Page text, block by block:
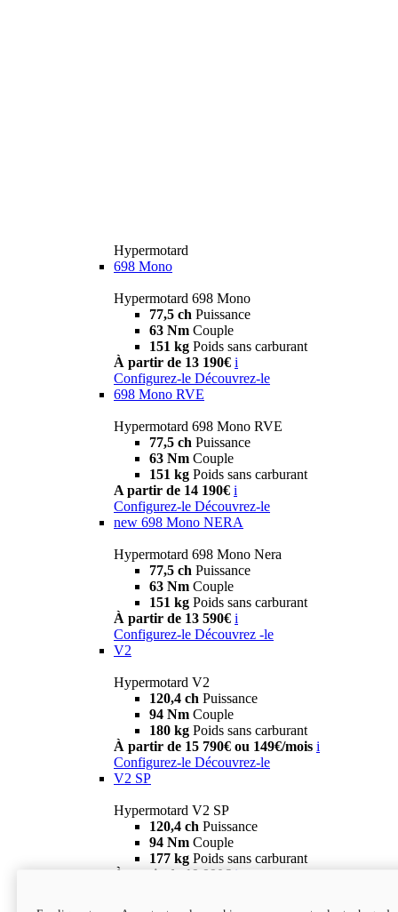
Hypermotard
698 Mono
Hypermotard 698 Mono
77,5 ch Puissance
63 Nm Couple
151 kg Poids sans carburant
À partir de 13 190€ i
Configurez-le Découvrez-le
698 Mono RVE
Hypermotard 698 Mono RVE
77,5 ch Puissance
63 Nm Couple
151 kg Poids sans carburant
A partir de 14 190€ i
Configurez-le Découvrez-le
new 698 Mono NERA
Hypermotard 698 Mono Nera
77,5 ch Puissance
63 Nm Couple
151 kg Poids sans carburant
À partir de 13 590€ i
Configurez-le Découvrez -le
V2
Hypermotard V2
120,4 ch Puissance
94 Nm Couple
180 kg Poids sans carburant
À partir de 15 790€ ou 149€/mois i
Configurez-le Découvrez-le
V2 SP
Hypermotard V2 SP
120,4 ch Puissance
94 Nm Couple
177 kg Poids sans carburant
À partir de 19 990€ i
new
V2 SP 100